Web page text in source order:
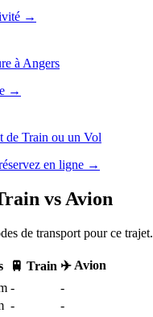
→
à Angers
→
de Train ou un Vol
en ligne →
vs Avion
de transport pour ce trajet.
🚆 Train ✈️ Avion
-
-
-
-